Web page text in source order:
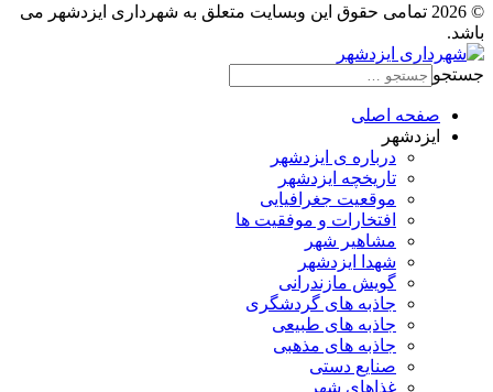
© 2026 تمامی حقوق این وبسایت متعلق به شهرداری ایزدشهر می
باشد.
جستجو
صفحه اصلی
ایزدشهر
درباره ی ایزدشهر
تاریخچه ایزدشهر
موقعیت جغرافیایی
افتخارات و موفقیت ها
مشاهیر شهر
شهدا ایزدشهر
گویش مازندرانی
جاذبه های گردشگری
جاذبه های طبیعی
جاذبه های مذهبی
صنایع دستی
غذاهای شهر